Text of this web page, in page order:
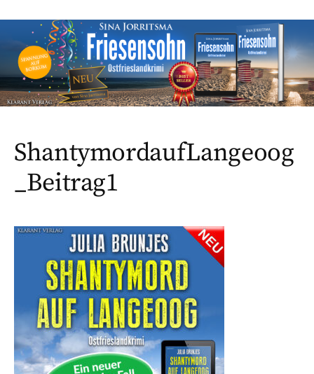
ShantymordaufLangeoog
_Beitrag1